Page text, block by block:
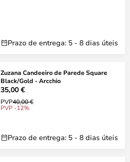
Prazo de entrega: 5 - 8 dias úteis
Zuzana Candeeiro de Parede Square
Black/Gold - Arcchio
35,00 €
PVP40,00 €
PVP -12%
Prazo de entrega: 5 - 8 dias úteis